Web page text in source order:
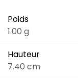
Poids
1.00 g
Hauteur
7.40 cm